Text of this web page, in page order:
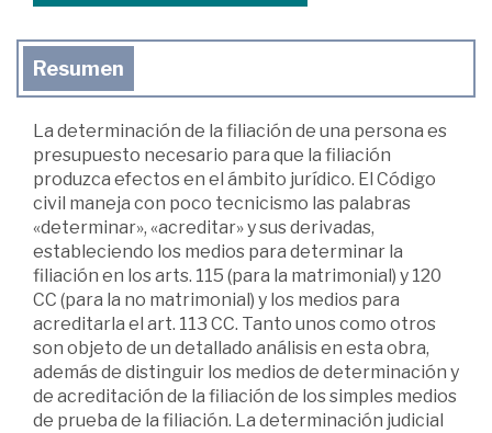
Resumen
La determinación de la filiación de una persona es
presupuesto necesario para que la filiación
produzca efectos en el ámbito jurídico. El Código
civil maneja con poco tecnicismo las palabras
«determinar», «acreditar» y sus derivadas,
estableciendo los medios para determinar la
filiación en los arts. 115 (para la matrimonial) y 120
CC (para la no matrimonial) y los medios para
acreditarla el art. 113 CC. Tanto unos como otros
son objeto de un detallado análisis en esta obra,
además de distinguir los medios de determinación y
de acreditación de la filiación de los simples medios
de prueba de la filiación. La determinación judicial